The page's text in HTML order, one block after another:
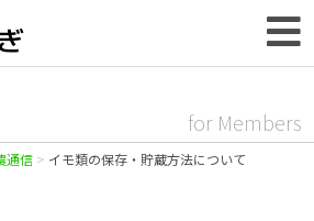
for Members
通信 イモ類の保存・貯蔵方法について